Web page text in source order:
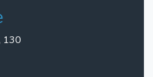
130